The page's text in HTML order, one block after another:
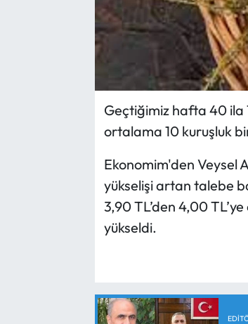
Geçtiğimiz hafta 40 ila
ortalama 10 kuruşluk
Ekonomim'den Veysel
yükselişi artan talebe
3,90 TL’den 4,00 TL’ye
yükseldi.